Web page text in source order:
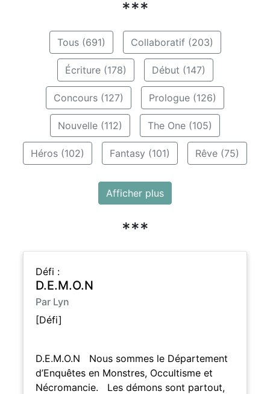
***
Tous (691) Collaboratif (203)
Écriture (178) Début (147)
Concours (127) Prologue (126)
Nouvelle (112) The One (105)
Héros (102) Fantasy (101) Rêve (75)
Afficher plus
***
Défi :
D.E.M.O.N
Par Lyn
[Défi]
D.E.M.O.N Nous sommes le Département
d’Enquêtes en Monstres, Occultisme et
Nécromancie. Les démons sont partout,